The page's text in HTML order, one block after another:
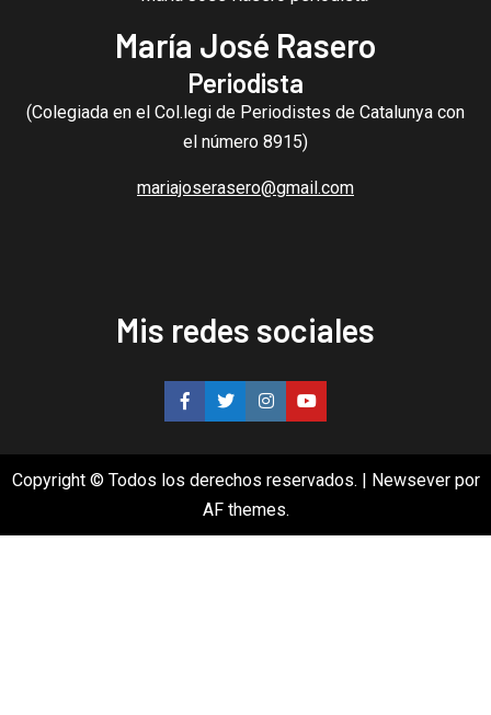
María José Rasero
Periodista
(Colegiada en el Col.legi de Periodistes de Catalunya con
el número 8915)
mariajoserasero@gmail.com
Mis redes sociales
Copyright © Todos los derechos reservados. | Newseverpor
AF themes.